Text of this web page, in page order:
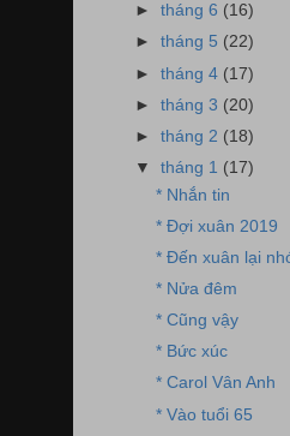
►tháng 6 (16)
►tháng 5 (22)
►tháng 4 (17)
►tháng 3 (20)
►tháng 2 (18)
▼tháng 1 (17)
* Nhắn tin
* Đợi xuân 2019
* Đến xuân lại
* Nửa đêm
* Cũng vậy
* Bức xúc
* Carol Vân Anh
* Vào tuổi 65